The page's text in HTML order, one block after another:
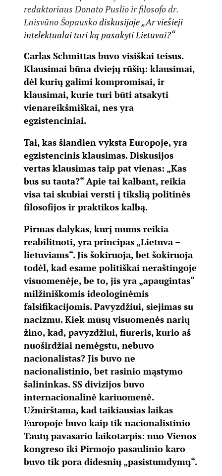
redaktoriaus Donato Puslio ir filosofo dr.
Laisvūno Šopauskodiskusijoje „Ar viešieji
intelektualai turi ką pasakyti Lietuvai?“
Carlas Schmittas buvo visiškai teisus.
Klausimai būna dviejų rūšių: klausimai,
dėl kurių galimi kompromisai, ir
klausimai, kurie turi būti atsakyti
vienareikšmiškai, nes yra
egzistenciniai.
Tai, kas šiandien vyksta Europoje, yra
egzistencinis klausimas. Diskusijos
vertas klausimas taip pat vienas: „Kas
bus su tauta?“ Apie tai kalbant, reikia
visa tai skubiai versti į tikslią politinės
filosofijos ir praktikos kalbą.
Pirmas dalykas, kurį mums reikia
reabilituoti, yra principas „Lietuva –
lietuviams“. Jis šokiruoja, bet šokiruoja
todėl, kad esame politiškai neraštingoje
visuomenėje, be to, jis yra „apaugintas“
milžiniškomis ideologinėmis
falsifikacijomis. Pavyzdžiui, siejimas su
nacizmu. Kiek mūsų visuomenės narių
žino, kad, pavyzdžiui, fiureris, kurio aš
nuoširdžiai nemėgstu, nebuvo
nacionalistas? Jis buvo ne
nacionalistinio, bet rasinio mąstymo
šalininkas. SS divizijos buvo
internacionalinė kariuomenė.
Užmirštama, kad taikiausias laikas
Europoje buvo kaip tik nacionalistinio
Tautų pavasario laikotarpis: nuo Vienos
kongreso iki Pirmojo pasaulinio karo
buvo tik pora didesnių „pasistumdymų“.